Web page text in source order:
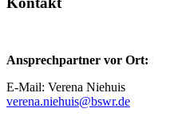
Ansprechpartner vor Ort:
E-Mail: Verena Niehuis
verena.niehuis@bswr.de